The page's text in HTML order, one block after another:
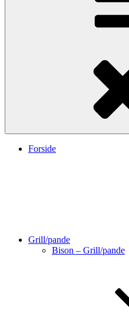
Forside
Grill/pande
Bison – Grill/pande